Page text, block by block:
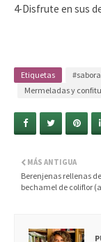
4-Disfrute en sus
Etiquetas
Mermeladas y
MÁS ANTIGUA
Berenjenas rellenas
bechamel de coliflor